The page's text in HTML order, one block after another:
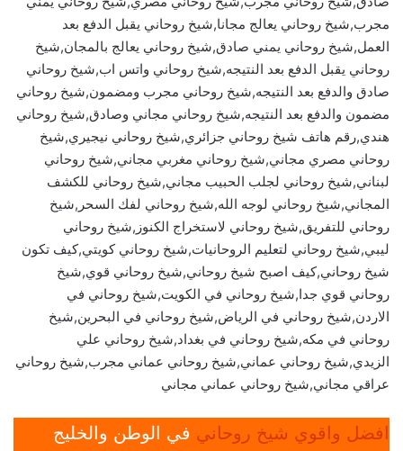
مجرب,شيخ روحاني يعالج مجانا,شيخ روحاني يقبل الدفع بعد
العمل,شيخ روحاني يمني صادق,شيخ روحاني يعالج بالمجان,شيخ
روحاني يقبل الدفع بعد النتيجه,شيخ روحاني واتس اب,شيخ روحاني
صادق والدفع بعد النتيجه,شيخ روحاني مجرب ومضمون,شيخ روحاني
مضمون والدفع بعد النتيجه,شيخ روحاني مجاني وصادق,شيخ روحاني
هندي,رقم هاتف شيخ روحاني جزائري,شيخ روحاني نيجيري,شيخ
روحاني مصري مجاني,شيخ روحاني مغربي مجاني,شيخ روحاني
لبناني,شيخ روحاني لجلب الحبيب مجاني,شيخ روحاني للكشف
المجاني,شيخ روحاني لوجه الله,شيخ روحاني لفك السحر,شيخ
روحاني للتفريق,شيخ روحاني لاستخراج الكنوز,شيخ روحاني
ليبي,شيخ روحاني لتعليم الروحانيات,شيخ روحاني كويتي,كيف تكون
شيخ روحاني,كيف اصبح شيخ روحاني,شيخ روحاني قوي,شيخ
روحاني قوي جدا,شيخ روحاني في الكويت,شيخ روحاني في
الاردن,شيخ روحاني في الرياض,شيخ روحاني في البحرين,شيخ
روحاني في مكه,شيخ روحاني في بغداد,شيخ روحاني علي
الزيدي,شيخ روحاني عماني,شيخ روحاني عماني مجرب,شيخ روحاني
عراقي مجاني,شيخ روحاني عماني مجاني
افضل واقوي شيخ روحاني في الوطن والخليج